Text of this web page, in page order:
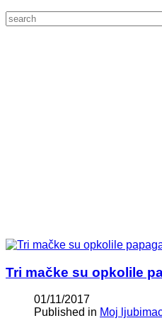
Tri mačke su opkolile
01/11/2017
Published in Moj